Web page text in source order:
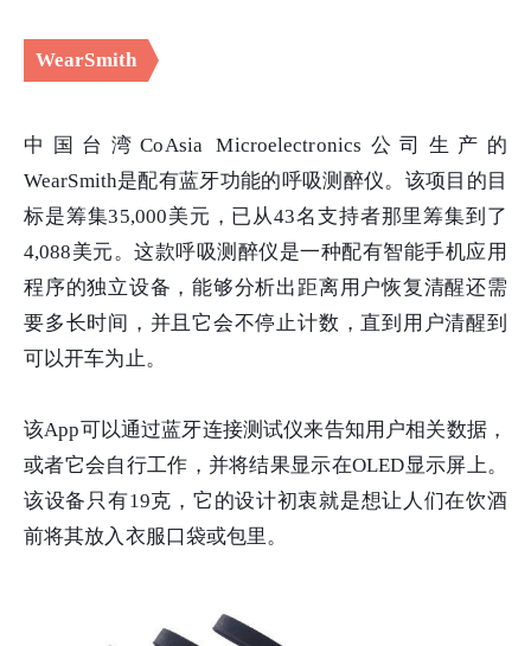
WearSmith
中国台湾CoAsia Microelectronics公司生产的
WearSmith是配有蓝牙功能的呼吸测醉仪。该项目的目
标是筹集35,000美元，已从43名支持者那里筹集到了
4,088美元。这款呼吸测醉仪是一种配有智能手机应用
程序的独立设备，能够分析出距离用户恢复清醒还需
要多长时间，并且它会不停止计数，直到用户清醒到
可以开车为止。
该App可以通过蓝牙连接测试仪来告知用户相关数据，
或者它会自行工作，并将结果显示在OLED显示屏上。
该设备只有19克，它的设计初衷就是想让人们在饮酒
前将其放入衣服口袋或包里。